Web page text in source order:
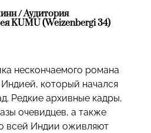
/ Аудитория
KUMU (Weizenbergi 34)
нескончаемого романа
который начался
Peдкиe apxивныe кaдpы,
oчeвидцeв, a тaкжe
вceй Индии oживляют